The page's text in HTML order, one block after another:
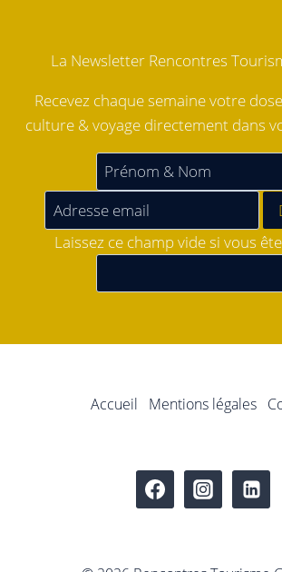
La Newsletter Rencontres
Recevez chaque semaine votre
culture & voyage directement dans
Laissez ce champ vide si vous
Accueil Mentions légales